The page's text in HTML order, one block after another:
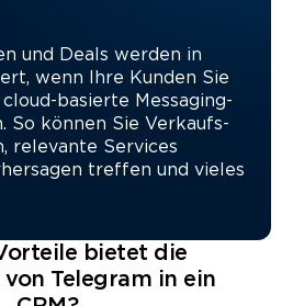
und Deals werden in
wenn Ihre Kunden Sie
basierte Messaging-
So können Sie Verkaufs­
relevante Services
treffen und vieles
bietet die
von Telegram in ein